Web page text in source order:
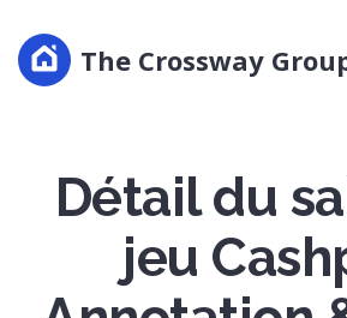
The Crossway
Détail du
jeu